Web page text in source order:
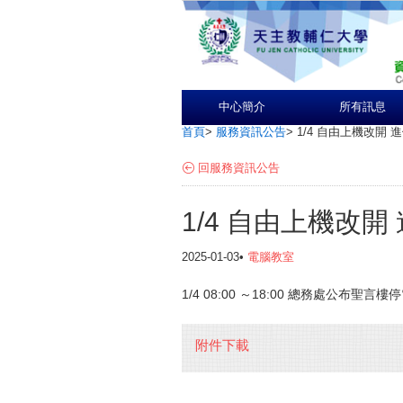
中心簡介 所有訊息
首頁> 服務資訊公告> 1/4 自由上機改開
回服務資訊公告
1/4 自由上機改開
2025-01-03• 電腦教室
1/4 08:00 ～18:00 總務處公布聖言樓
附件下載